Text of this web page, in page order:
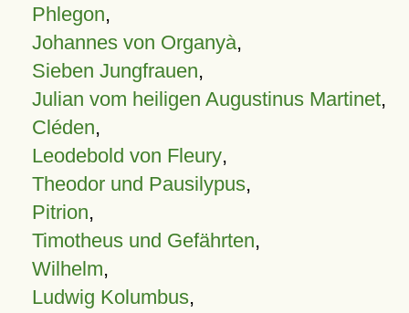
Phlegon,
Johannes von Organyà,
Sieben Jungfrauen,
Julian vom heiligen Augustinus Martinet,
Cléden,
Leodebold von Fleury,
Theodor und Pausilypus,
Pitrion,
Timotheus und Gefährten,
Wilhelm,
Ludwig Kolumbus,